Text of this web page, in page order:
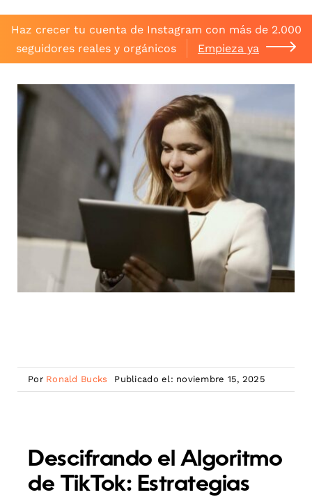
Haz crecer tu cuenta de Instagram con más de 2.000
seguidores reales y orgánicos
Empieza ya
Por Ronald Bucks Publicado el: noviembre 15, 2025
Descifrando el Algoritmo
de TikTok: Estrategias